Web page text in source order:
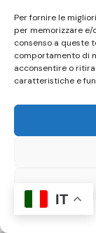
Per fornire le
per memorizzare e/
consenso a queste
comportamento di
acconsentire o
caratteristiche e
IT